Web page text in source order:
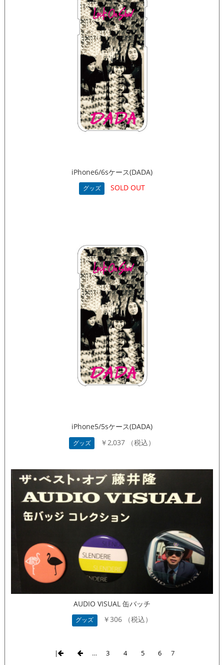
iPhone6/6sケース(DADA)
グッズ SOLD OUT
iPhone5/5sケース(DADA)
グッズ ￥2,037 （税込）
AUDIO VISUAL 缶バッチ
グッズ ￥306 （税込）
| … 3 4 5 6 7